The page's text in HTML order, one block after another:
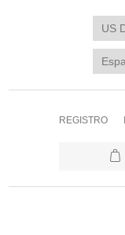
REGISTRO